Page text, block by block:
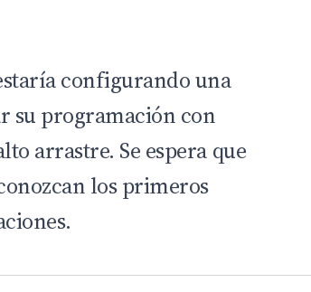
configurando una
su programación con
arrastre. Se espera que
los primeros